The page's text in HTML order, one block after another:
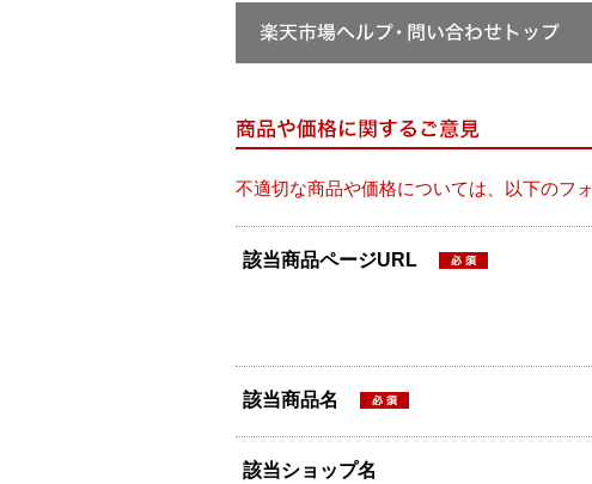
不適切な商品や価格については、以下のフ
該当商品ページURL
該当商品名
該当ショップ名